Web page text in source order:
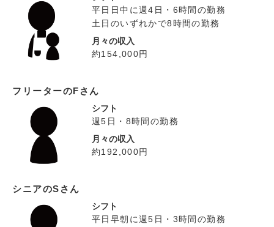
平日日中に週4日・6時間の勤務
土日のいずれかで8時間の勤務
月々の収入
約154,000円
フリーターのFさん
シフト
週5日・8時間の勤務
月々の収入
約192,000円
シニアのSさん
シフト
平日早朝に週5日・3時間の勤務